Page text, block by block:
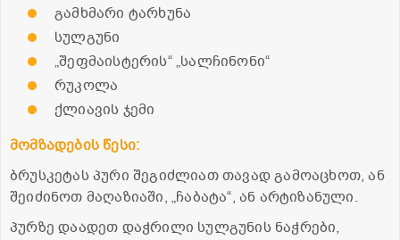
გამხმარი ტარხუნა
სულგუნი
„შეფმაისტერის“ „სალჩინონი“
რუკოლა
ქლიავის ჯემი
მომზადების წესი:
ბრუსკეტას პური შეგიძლიათ თავად გამოაცხოთ, ან
შეიძინოთ მაღაზიაში, „ჩაბატა“, ან არტიზანული.
პურზე დაადეთ დაჭრილი სულგუნის ნაჭრები,